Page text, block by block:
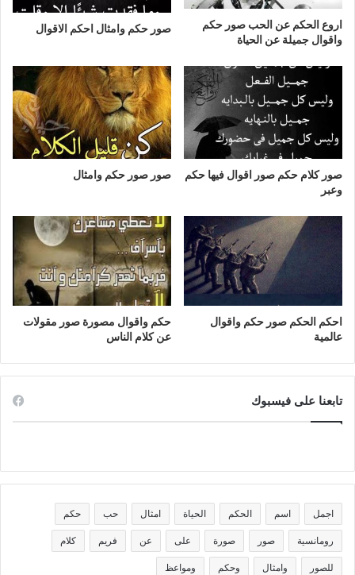
اروع الحكم عن الحب صور حكم
واقوال جميلة عن الحياة
صور حكم وامثال احكم الاقوال
صور كلام حكم صور اقوال فيها حكم
وعبر
صور صور حكم وامثال
احكم الحكم صور حكم واقوال
عالمية
حكم واقوال مصورة صور مقولات
عن كلام الناس
تابعنا على فيسبوك
اجمل اسم الحكم الحياة امثال حب حكم
رومانسية صور صورة على عن فريم كلام
للصور وامثال وحكم ومواعظ